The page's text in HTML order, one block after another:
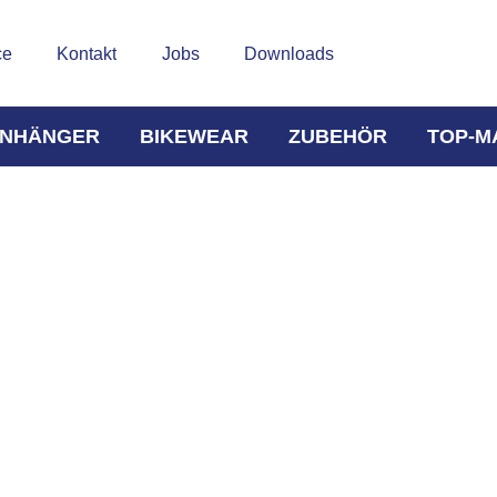
Kontakt Jobs Downloads
BIKEWEAR ZUBEHÖR TOP-